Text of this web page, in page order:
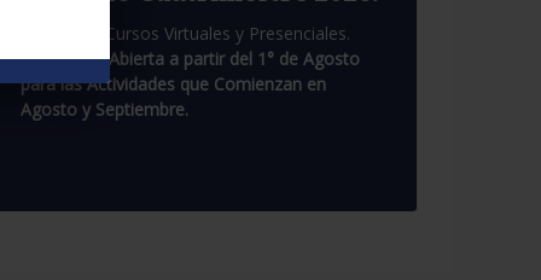
Pasantías. Cursos Virtuales y Presenciales.
Inscripción Abierta a partir del 1° de Agosto
para las Actividades que Comienzan en
Agosto y Septiembre.